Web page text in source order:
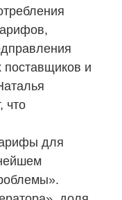
и
что
для